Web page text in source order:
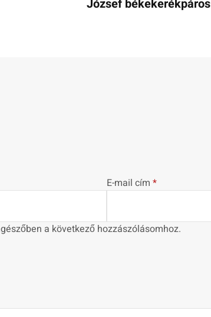
József békekerékpáros
E-mail cím *
a következő hozzászólásomhoz.